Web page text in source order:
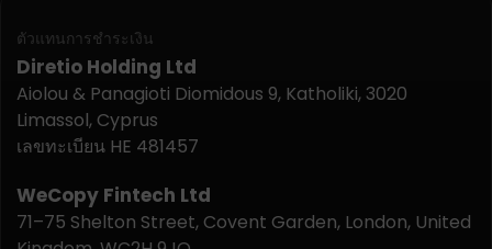
ตัวแทนการชำระเงิน
Diretio Holding Ltd
Aiolou & Panagioti Diomidous 9, Katholiki, 3020
Limassol, Cyprus
เลขทะเบียน HE 481457
WeCopy Fintech Ltd
71–75 Shelton Street, Covent Garden, London, United